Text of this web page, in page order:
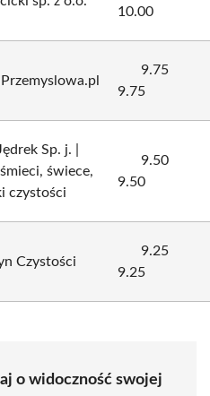
10.00
9.75
9.75
Sp. j. |
świece,
czystości
9.50
9.50
Czystości
9.25
9.25
o widoczność swojej